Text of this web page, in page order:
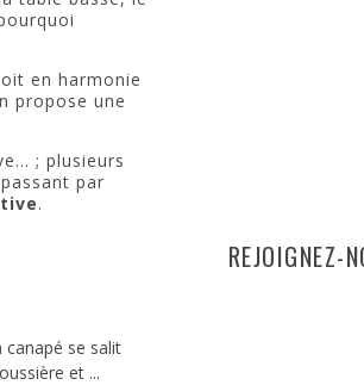
en harmonie
propose une
; plusieurs
par
.
canapé se salit
et ...
REJOIGNEZ-